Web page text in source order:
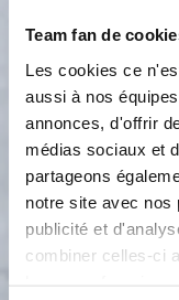
Team fan de
Les cookies ce
aussi à nos
annonces, d'offrir
médias sociaux et
partageons
notre site avec nos
publicité et
combiner celles-ci
3
4